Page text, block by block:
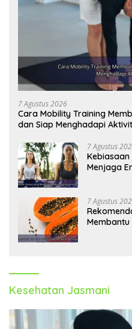
7 Agustus 2026
Cara Mobility Training
dan Siap Menghadapi
7 Agustus
Menjaga
7 Agustus
Membantu
Kesehatan Jasmani